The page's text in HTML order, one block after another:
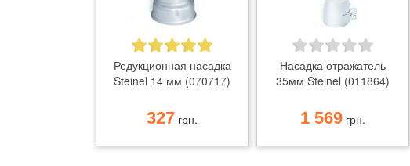
Редукционная насадка
Steinel 14 мм (070717)
327 грн.
Насадка отражатель
35мм Steinel (011864)
1 569 грн.